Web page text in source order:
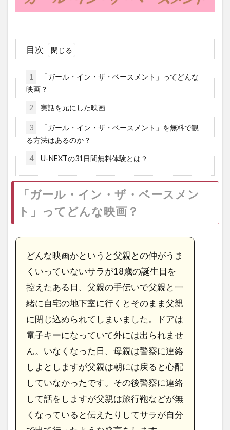
目次
1
「ガール・イン・ザ・ベースメント」ってどんな
映画？
2 実話を元にした映画
3
「ガール・イン・ザ・ベースメント」を無料で観
る方法はあるのか？
4 U-NEXTの31日間無料体験とは？
「ガール・イン・ザ・ベースメン
ト」ってどんな映画？
どんな映画かというと父親との仲がうま
くいっていないサラが18歳の誕生日を
控えたある日、父親の手伝いで父親と一
緒に自宅の地下室に行くとそのまま父親
に閉じ込められてしまいました。ドアは
電子キーになっていて外には出られませ
ん。いなくなった日、母親は警察に連絡
しよとしますが父親は朝には戻ると心配
していなかったです。その後警察に連絡
して話をしますが父親は旅行鞄などが無
くなっていると伝えたりしてサラが自分